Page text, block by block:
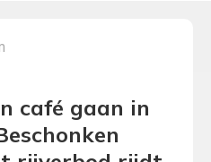
café gaan in